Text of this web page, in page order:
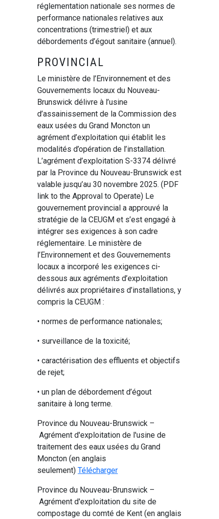
réglementation nationale ses normes de
performance nationales relatives aux
concentrations (trimestriel) et aux
débordements d’égout sanitaire (annuel).
PROVINCIAL
Le ministère de l’Environnement et des
Gouvernements locaux du Nouveau-
Brunswick délivre à l’usine
d’assainissement de la Commission des
eaux usées du Grand Moncton un
agrément d’exploitation qui établit les
modalités d’opération de l’installation.
L’agrément d’exploitation S-3374 délivré
par la Province du Nouveau-Brunswick est
valable jusqu’au 30 novembre 2025. (PDF
link to the Approval to Operate) Le
gouvernement provincial a approuvé la
stratégie de la CEUGM et s’est engagé à
intégrer ses exigences à son cadre
réglementaire. Le ministère de
l’Environnement et des Gouvernements
locaux a incorporé les exigences ci-
dessous aux agréments d’exploitation
délivrés aux propriétaires d’installations, y
compris la CEUGM :
• normes de performance nationales;
• surveillance de la toxicité;
• caractérisation des effluents et objectifs
de rejet;
• un plan de débordement d’égout
sanitaire à long terme.
Province du Nouveau-Brunswick –
Agrément d'exploitation de l'usine de
traitement des eaux usées du Grand
Moncton (en anglais
seulement) Télécharger
Province du Nouveau-Brunswick –
Agrément d'exploitation du site de
compostage du comté de Kent (en anglais